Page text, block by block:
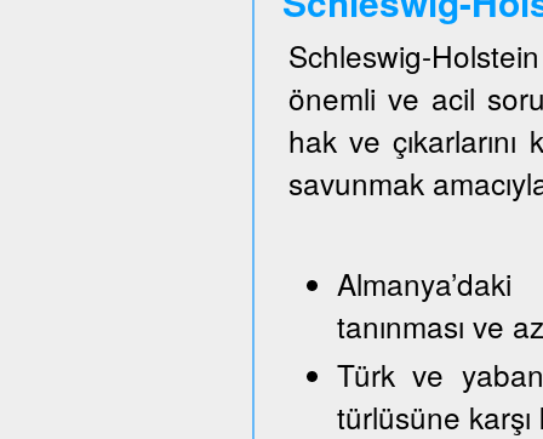
Schleswig-
önemli ve acil
hak ve
savunmak
tanınması ve
Türk ve
türlüsüne